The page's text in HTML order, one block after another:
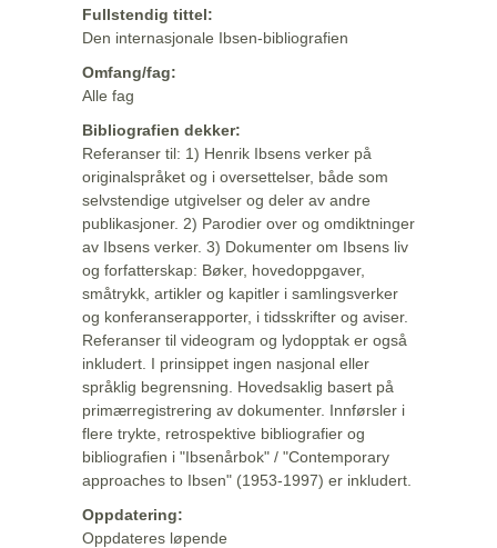
Fullstendig tittel:
Den internasjonale Ibsen-bibliografien
Omfang/fag:
Alle fag
Bibliografien dekker:
Referanser til: 1) Henrik Ibsens verker på
originalspråket og i oversettelser, både som
selvstendige utgivelser og deler av andre
publikasjoner. 2) Parodier over og omdiktninger
av Ibsens verker. 3) Dokumenter om Ibsens liv
og forfatterskap: Bøker, hovedoppgaver,
småtrykk, artikler og kapitler i samlingsverker
og konferanserapporter, i tidsskrifter og aviser.
Referanser til videogram og lydopptak er også
inkludert. I prinsippet ingen nasjonal eller
språklig begrensning. Hovedsaklig basert på
primærregistrering av dokumenter. Innførsler i
flere trykte, retrospektive bibliografier og
bibliografien i "Ibsenårbok" / "Contemporary
approaches to Ibsen" (1953-1997) er inkludert.
Oppdatering:
Oppdateres løpende